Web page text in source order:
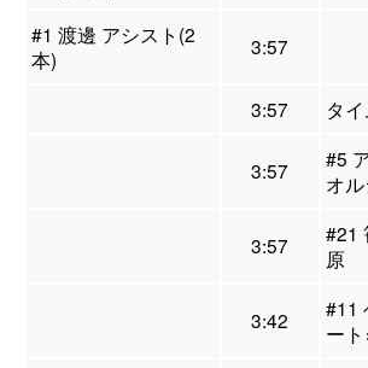
#1 渡邊 アシスト(2
本)
3:57
3:57 タ
3:57
#5
オ
3:57
#21
原
3:42
#11
ー